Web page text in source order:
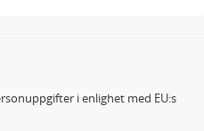
i enlighet med EU:s